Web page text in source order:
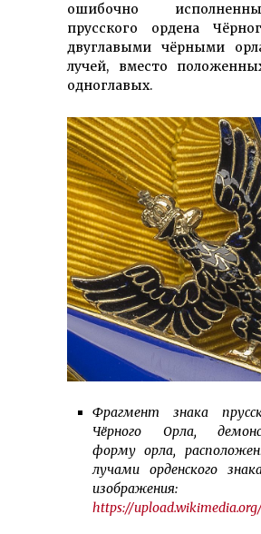
ошибочно
прусского ордена
двуглавыми чёрными
лучей, вместо
одноглавых.
Фрагмент знака
Чёрного Орла,
форму орла,
лучами орденского
изображения:
https://